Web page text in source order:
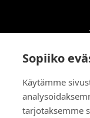
Sopiiko
Käytämme
tarjotaksemme
Uudet